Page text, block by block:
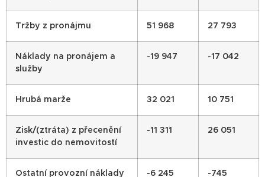
Tržby z pronájmu 51 968 27 793
Náklady na pronájem a
služby
-19 947 -17 042
Hrubá marže 32 021 10 751
Zisk/(ztráta) z přecenění
investic do nemovitostí
-11 311 26 051
Ostatní provozní náklady -6 245 -745